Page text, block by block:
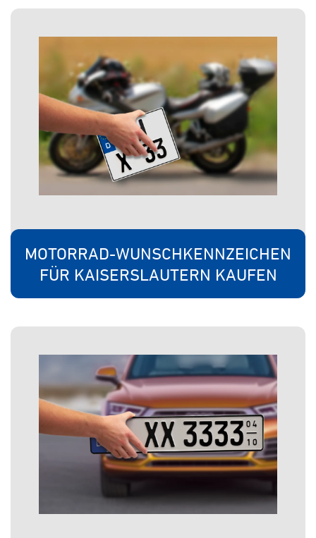
MOTORRAD-WUNSCHKENNZEICHEN
FÜR KAISERSLAUTERN KAUFEN